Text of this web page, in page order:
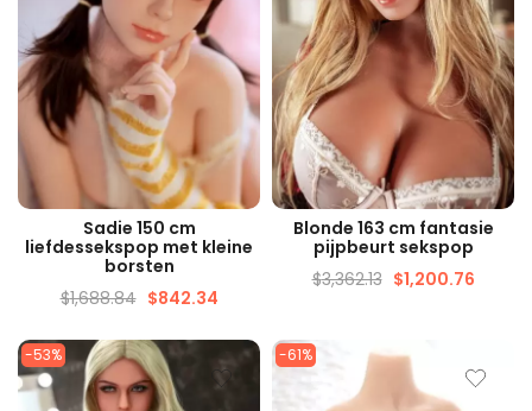
SNELLE WEERGAVE
Sadie 150 cm
liefdessekspop met kleine
borsten
$1,688.84 $842.34
SNELLE WEERGAVE
Blonde 163 cm fantasie
pijpbeurt sekspop
$3,362.13 $1,200.76
-53% -61%